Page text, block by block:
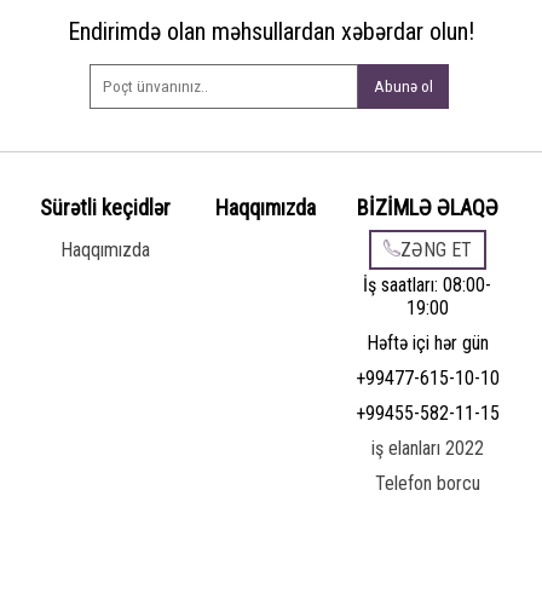
Endirimdə olan məhsullardan xəbərdar olun!
Abunə ol
Sürətli keçidlər
Haqqımızda
Haqqımızda BİZİMLƏ ƏLAQƏ
ZƏNG ET
İş saatları: 08:00-
19:00
Həftə içi hər gün
+99477-615-10-10
+99455-582-11-15
iş elanları 2022
Telefon borcu